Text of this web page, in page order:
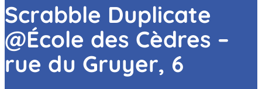
Scrabble Duplicate
@École des Cèdres –
rue du Gruyer, 6